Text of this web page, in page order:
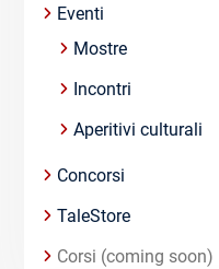
Eventi
Mostre
Incontri
Aperitivi culturali
Concorsi
TaleStore
Corsi (coming soon)